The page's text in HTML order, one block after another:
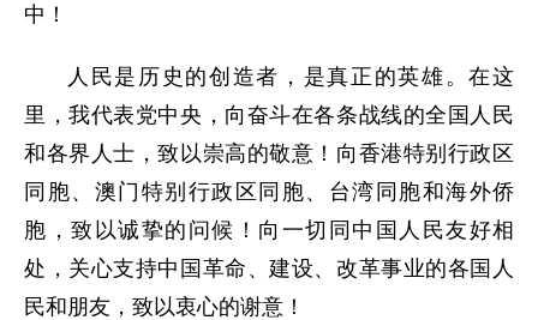
中！
人民是历史的创造者，是真正的英雄。在这
里，我代表党中央，向奋斗在各条战线的全国人民
和各界人士，致以崇高的敬意！向香港特别行政区
同胞、澳门特别行政区同胞、台湾同胞和海外侨
胞，致以诚挚的问候！向一切同中国人民友好相
处，关心支持中国革命、建设、改革事业的各国人
民和朋友，致以衷心的谢意！